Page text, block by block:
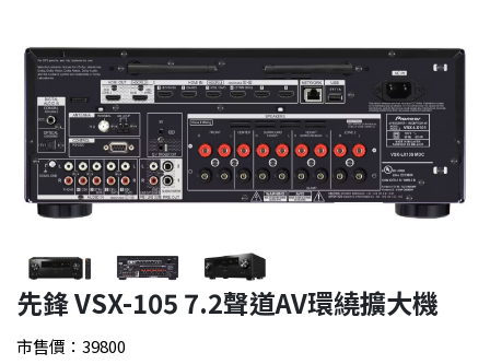
先鋒 VSX-105 7.2聲道AV環繞擴大機
市售價：39800